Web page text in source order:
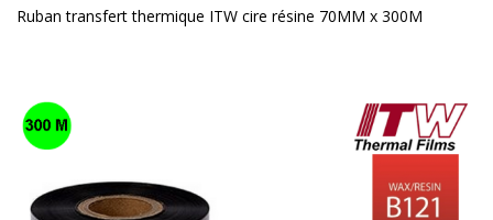
Ruban transfert thermique ITW cire résine 70MM x 300M